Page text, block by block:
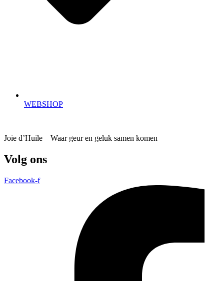
WEBSHOP
Joie d’Huile – Waar geur en geluk samen komen
Volg ons
Facebook-f